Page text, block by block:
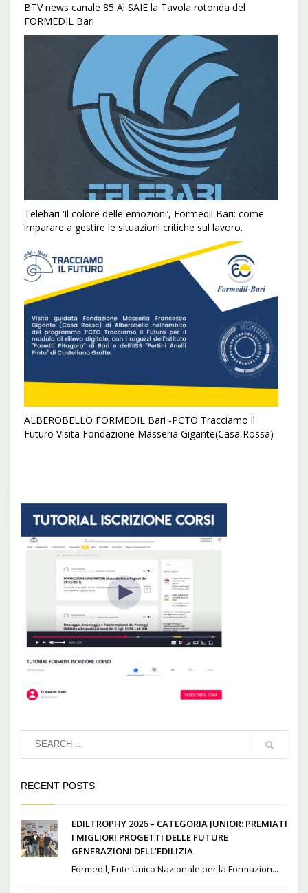
BTV news canale 85 Al SAIE la Tavola rotonda del
FORMEDIL Bari
Telebari ‘Il colore delle emozioni’, Formedil Bari: come
imparare a gestire le situazioni critiche sul lavoro.
ALBEROBELLO FORMEDIL Bari -PCTO Tracciamo il
Futuro Visita Fondazione Masseria Gigante(Casa Rossa)
RECENT POSTS
EDILTROPHY 2026 – CATEGORIA JUNIOR: PREMIATI
I MIGLIORI PROGETTI DELLE FUTURE
GENERAZIONI DELL’EDILIZIA
Formedil, Ente Unico Nazionale per la Formazion...